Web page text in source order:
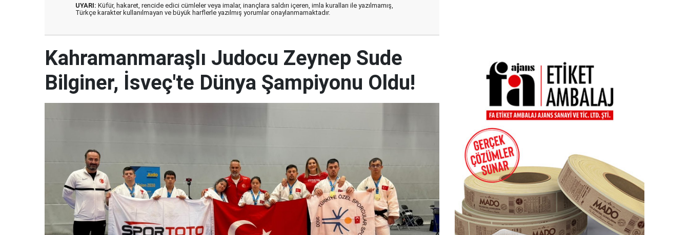
UYARI: Küfür, hakaret, rencide edici cümleler veya imalar, inançlara saldırı içeren, imla kuralları ile yazılmamış,
Türkçe karakter kullanılmayan ve büyük harflerle yazılmış yorumlar onaylanmamaktadır.
Kahramanmaraşlı Judocu Zeynep Sude
Bilginer, İsveç'te Dünya Şampiyonu Oldu!